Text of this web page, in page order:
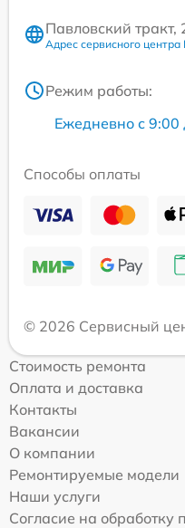
Павловский тракт,
Адрес сервисного центра
Режим работы:
Ежедневно с 9:00
Способы оплаты
© 2026 Сервисный
Стоимость ремонта
Оплата и доставка
Контакты
Вакансии
О компании
Ремонтируемые модели
Наши услуги
Согласие на